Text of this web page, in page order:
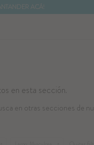
ACÁ!
en esta sección.
en otras secciones de